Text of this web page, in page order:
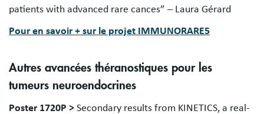
patients with advanced rare cances” – Laura Gérard
Pour en savoir + sur le projet IMMUNORARE5
Autres avancées théranostiques pour les
tumeurs neuroendocrines
Poster 1720P > Secondary results from KINETICS, a real-